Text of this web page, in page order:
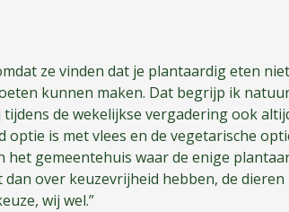
ze vinden dat je plantaardig eten
kunnen maken. Dat begrijp ik
de wekelijkse vergadering ook
is met vlees en de vegetarische
het gemeentehuis waar de enige
dan over keuzevrijheid hebben, de
wij wel.”